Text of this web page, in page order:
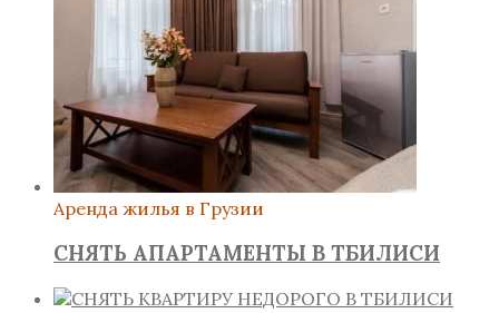
Аренда жилья в Грузии
СНЯТЬ АПАРТАМЕНТЫ В ТБИЛИСИ